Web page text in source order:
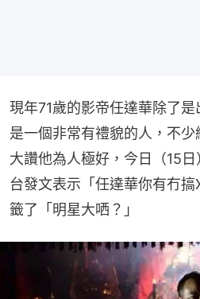
現年71歲的影帝任達華除了
是一個非常有禮貌的人，不
大讚他為人極好，今日（15
台發文表示「任達華你有冇
籤了「明星大哂？」